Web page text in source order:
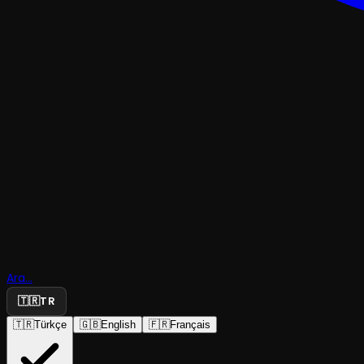
Ara...
🇹🇷TR
🇹🇷Türkçe 🇬🇧English 🇫🇷Français
Müzikali